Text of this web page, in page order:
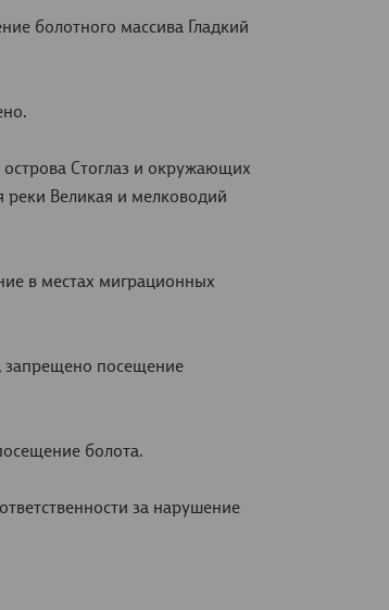
болотного массива Гладкий
Стоглаз и окружающих
реки Великая и мелководий
в местах миграционных
запрещено посещение
болота.
за нарушение